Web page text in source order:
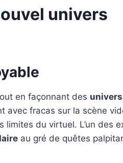
univers
en façonnant des
avec fracas sur la scène
du virtuel. L’un des
au gré de quêtes